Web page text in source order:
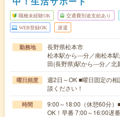
職種未経験OK 交通費別途支給あり
WEB登録OK 派遣
勤務地
長野県松本市
松本駅から---分／南松本
田(長野県)駅から---分／
曜日頻度
週2日～OK ■曜日固定の
談ください！
時間
9:00～18:00（休憩60分）
OK！早番 7:00～16:00遅